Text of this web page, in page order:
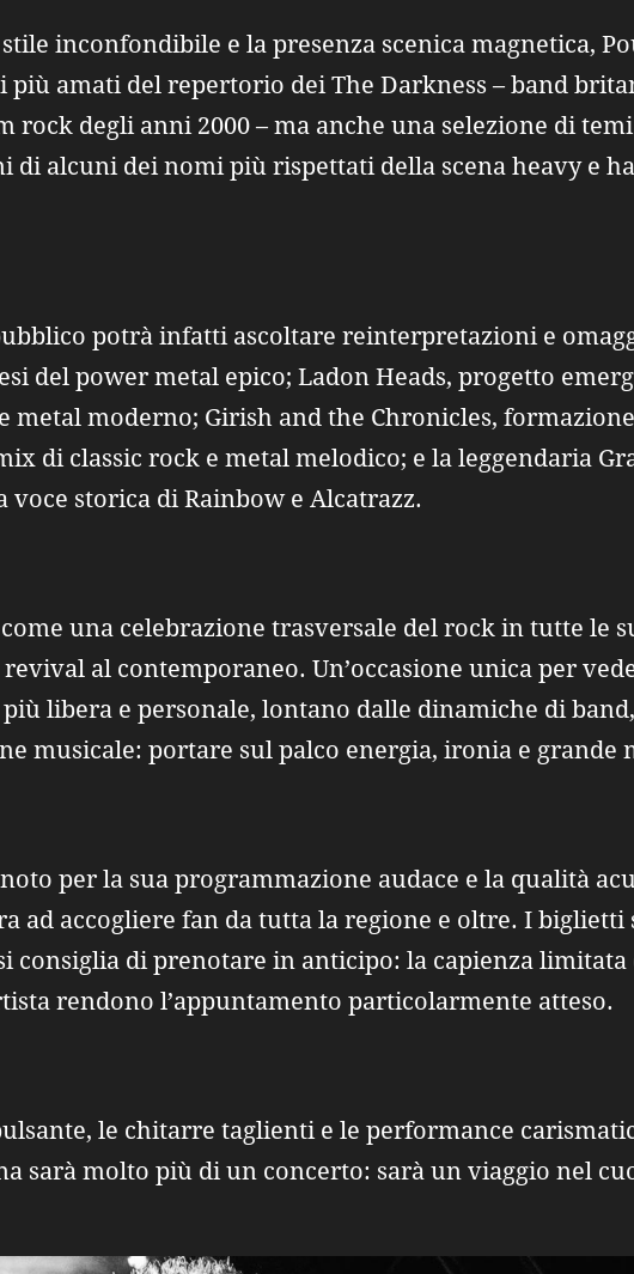
inconfondibile e la presenza scenica magnetica,
più amati del repertorio dei The Darkness – band
rock degli anni 2000 – ma anche una selezione di
di alcuni dei nomi più rispettati della scena heavy e
potrà infatti ascoltare reinterpretazioni e
del power metal epico; Ladon Heads, progetto
metal moderno; Girish and the Chronicles,
di classic rock e metal melodico; e la leggendaria
voce storica di Rainbow e Alcatrazz.
una celebrazione trasversale del rock in tutte le
al contemporaneo. Un’occasione unica per
libera e personale, lontano dalle dinamiche di
musicale: portare sul palco energia, ironia e grande
per la sua programmazione audace e la qualità
ad accogliere fan da tutta la regione e oltre. I
consiglia di prenotare in anticipo: la capienza limitata
rendono l’appuntamento particolarmente atteso.
le chitarre taglienti e le performance
sarà molto più di un concerto: sarà un viaggio nel